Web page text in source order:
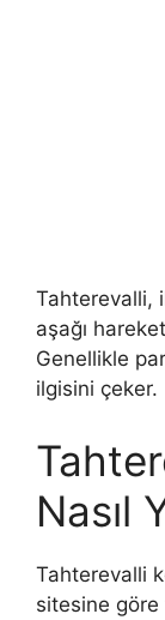
Tahterevalli,
aşağı
Genellikle
ilgisini çeker.
Nasıl
Tahterevalli
sitesine göre